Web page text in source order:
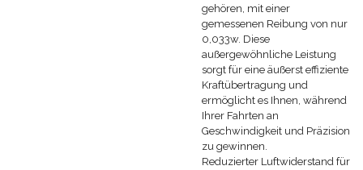
gehören, mit einer
gemessenen Reibung von nur
0,033w. Diese
außergewöhnliche Leistung
sorgt für eine äußerst effiziente
Kraftübertragung und
ermöglicht es Ihnen, während
Ihrer Fahrten an
Geschwindigkeit und Präzision
zu gewinnen.
Reduzierter Luftwiderstand für